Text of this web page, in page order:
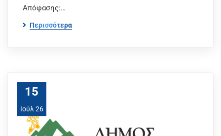
Απόφασης:…
Περισσότερα
15
Ιούλ 26